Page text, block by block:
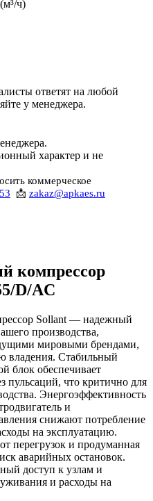
ч)
ответят на любой
у менеджера.
характер и не
коммерческое
📩 zakaz@apkaes.ru
компрессор
D/AC
Sollant — надежный
производства,
мировыми брендами,
владения. Стабильный
блок обеспечивает
пульсаций, что критично для
Энергоэффективность
и
снижают потребление
на эксплуатацию.
перегрузок и продуманная
аварийных остановок.
доступ к узлам и
и расходы на